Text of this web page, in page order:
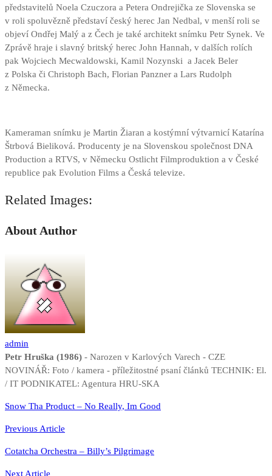
představitelů Noela Czuczora a Petera Ondrejička ze Slovenska se
v roli spoluvězně představí český herec Jan Nedbal, v menší roli se
objeví Ondřej Malý a z Čech je také architekt snímku Petr Synek. Ve
Zprávě hraje i slavný britský herec John Hannah, v dalších rolích
pak Wojciech Mecwaldowski, Kamil Nozynski a Jacek Beler
z Polska či Christoph Bach, Florian Panzner a Lars Rudolph
z Německa.
Kameraman snímku je Martin Žiaran a kostýmní výtvarnicí Katarína
Štrbová Bieliková. Producenty je na Slovenskou společnost DNA
Production a RTVS, v Německu Ostlicht Filmproduktion a v České
republice pak Evolution Films a Česká televize.
Related Images:
About Author
admin
Petr Hruška (1986) - Narozen v Karlových Varech - CZE
NOVINÁŘ: Foto / kamera - příležitostné psaní článků TECHNIK: El.
/ IT PODNIKATEL: Agentura HRU-SKA
Navigace
pro
Snow Tha Product – No Really, Im Good
Previous Article
Cotatcha Orchestra – Billy’s Pilgrimage
Next Article